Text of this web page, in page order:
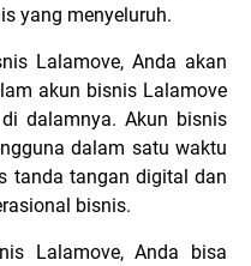
yang menyeluruh.
Lalamove, Anda akan
akun bisnis Lalamove
dalamnya. Akun bisnis
dalam satu waktu
tanda tangan digital dan
bisnis.
Lalamove, Anda bisa